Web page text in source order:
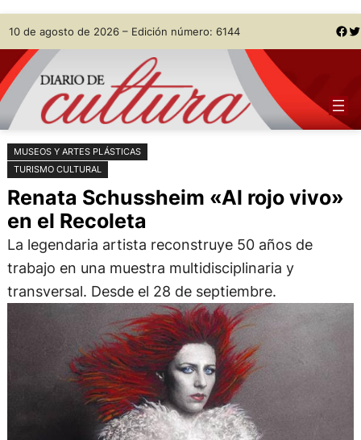
Saltar
al
contenido
Skip
to
content
10 de agosto de 2026 – Edición número: 6144 Facebook Twitter
MUSEOS Y ARTES PLÁSTICAS
TURISMO CULTURAL
Renata Schussheim «Al rojo vivo»
en el Recoleta
La legendaria artista reconstruye 50 años de
trabajo en una muestra multidisciplinaria y
transversal. Desde el 28 de septiembre.